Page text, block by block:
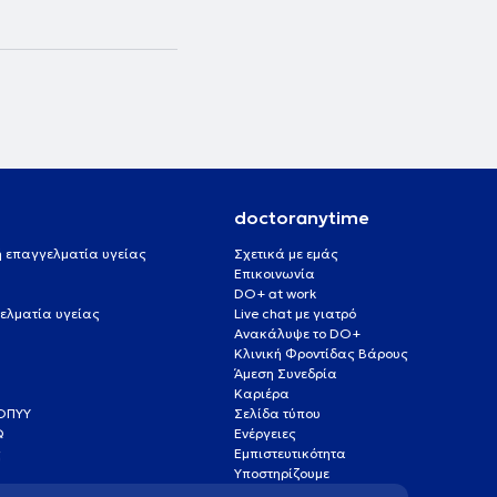
επαγγελματία υγείας
υγείας
doctoranytime
Σχετικά με εμάς
Επικοινωνία
DO+ at work
Live chat με γιατρό
Ανακάλυψε το DO+
Κλινική Φροντίδας Βάρους
Άμεση Συνεδρία
Καριέρα
Σελίδα τύπου
Ενέργειες
Εμπιστευτικότητα
Υποστηρίζουμε